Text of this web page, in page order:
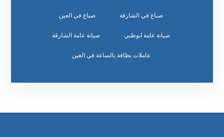
صباغ في الشارقة صباغ في العين
صيانة عامة ابوظبي صيانة عامة الشارقة
عاملات نظافة بالساعة في العين